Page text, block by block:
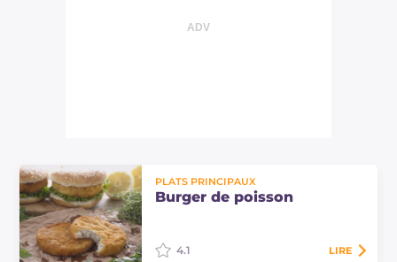
PLATS PRINCIPAUX
Burger de poisson
4.1 LIRE